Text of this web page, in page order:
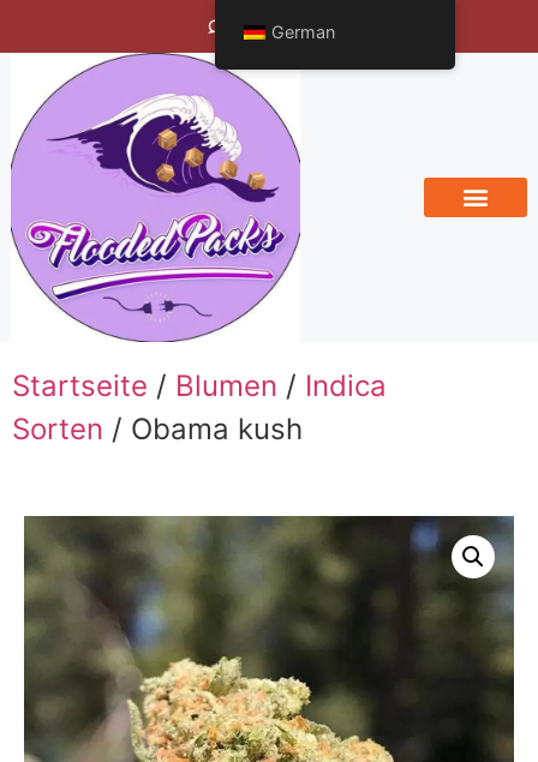
Bengals Vineyard
Startseite / Blumen / Indica
Sorten / Obama kush
German